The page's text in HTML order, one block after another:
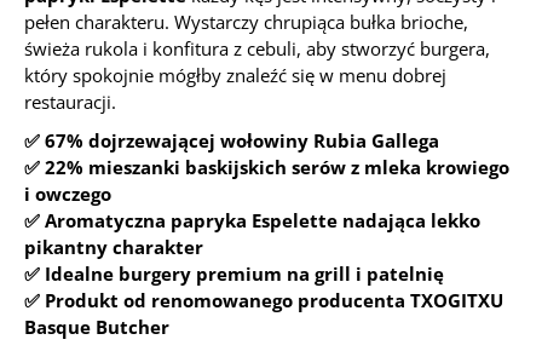
pełen charakteru. Wystarczy chrupiąca bułka brioche,
świeża rukola i konfitura z cebuli, aby stworzyć burgera,
który spokojnie mógłby znaleźć się w menu dobrej
restauracji.
✅ 67% dojrzewającej wołowiny Rubia Gallega
✅ 22% mieszanki baskijskich serów z mleka krowiego
i owczego
✅ Aromatyczna papryka Espelette nadająca lekko
pikantny charakter
✅ Idealne burgery premium na grill i patelnię
✅ Produkt od renomowanego producenta TXOGITXU
Basque Butcher